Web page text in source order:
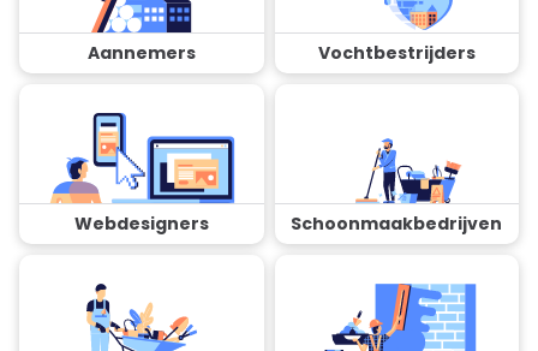
Aannemers Vochtbestrijders
Webdesigners Schoonmaakbedrijven